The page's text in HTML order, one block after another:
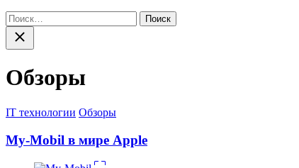
Найти:
Закрыть
поиск
Обзоры
Категории
IT технологии Обзоры
My-Mobil в мире Apple